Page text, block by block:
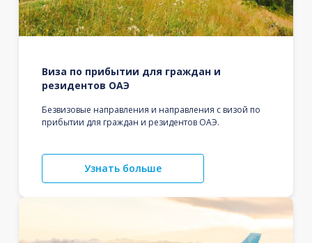
Виза по прибытии для граждан и
резидентов ОАЭ
Безвизовые направления и направления с визой по
прибытии для граждан и резидентов ОАЭ.
Узнать больше